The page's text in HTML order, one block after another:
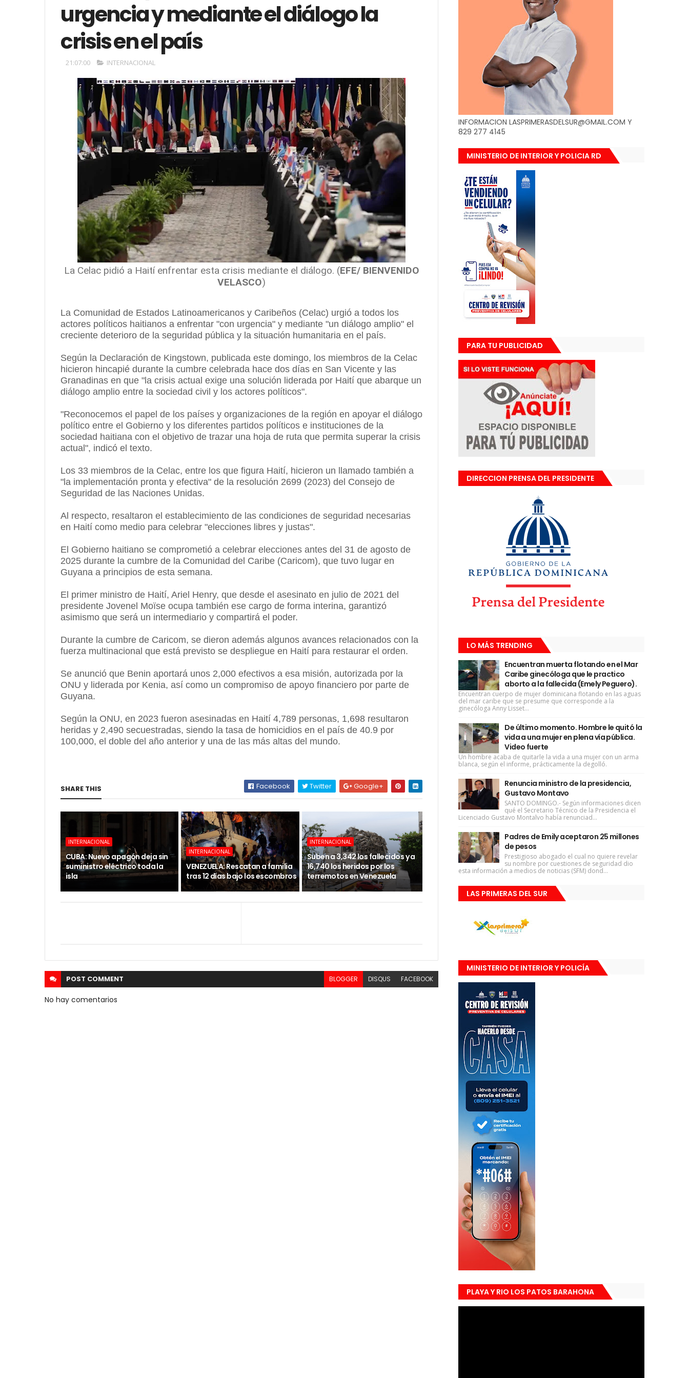
urgencia y mediante el diálogo la
crisis en el país
21:07:00 INTERNACIONAL
La Celac pidió a Haití enfrentar esta crisis mediante el diálogo. (EFE/ BIENVENIDO
VELASCO)
La Comunidad de Estados Latinoamericanos y Caribeños (Celac) urgió a todos los
actores políticos haitianos a enfrentar "con urgencia" y mediante "un diálogo amplio" el
creciente deterioro de la seguridad pública y la situación humanitaria en el país.
Según la Declaración de Kingstown, publicada este domingo, los miembros de la Celac
hicieron hincapié durante la cumbre celebrada hace dos días en San Vicente y las
Granadinas en que "la crisis actual exige una solución liderada por Haití que abarque un
diálogo amplio entre la sociedad civil y los actores políticos".
"Reconocemos el papel de los países y organizaciones de la región en apoyar el diálogo
político entre el Gobierno y los diferentes partidos políticos e instituciones de la
sociedad haitiana con el objetivo de trazar una hoja de ruta que permita superar la crisis
actual", indicó el texto.
Los 33 miembros de la Celac, entre los que figura Haití, hicieron un llamado también a
"la implementación pronta y efectiva" de la resolución 2699 (2023) del Consejo de
Seguridad de las Naciones Unidas.
Al respecto, resaltaron el establecimiento de las condiciones de seguridad necesarias
en Haití como medio para celebrar "elecciones libres y justas".
El Gobierno haitiano se comprometió a celebrar elecciones antes del 31 de agosto de
2025 durante la cumbre de la Comunidad del Caribe (Caricom), que tuvo lugar en
Guyana a principios de esta semana.
El primer ministro de Haití, Ariel Henry, que desde el asesinato en julio de 2021 del
presidente Jovenel Moïse ocupa también ese cargo de forma interina, garantizó
asimismo que será un intermediario y compartirá el poder.
Durante la cumbre de Caricom, se dieron además algunos avances relacionados con la
fuerza multinacional que está previsto se despliegue en Haití para restaurar el orden.
Se anunció que Benin aportará unos 2,000 efectivos a esa misión, autorizada por la
ONU y liderada por Kenia, así como un compromiso de apoyo financiero por parte de
Guyana.
Según la ONU, en 2023 fueron asesinadas en Haití 4,789 personas, 1,698 resultaron
heridas y 2,490 secuestradas, siendo la tasa de homicidios en el país de 40.9 por
100,000, el doble del año anterior y una de las más altas del mundo.
SHARE THIS Facebook Twitter Google+
INTERNACIONAL
CUBA: Nuevo apagón deja sin
suministro eléctrico toda la
isla
INTERNACIONAL
VENEZUELA: Rescatan a familia
tras 12 días bajo los escombros
INTERNACIONAL
Suben a 3,342 los fallecidos y a
16,740 los heridos por los
terremotos en Venezuela
POST COMMENT BLOGGER DISQUS FACEBOOK
No hay comentarios
INFORMACION LASPRIMERASDELSUR@GMAIL.COM Y
829 277 4145
MINISTERIO DE INTERIOR Y POLICIA RD
PARA TU PUBLICIDAD
DIRECCION PRENSA DEL PRESIDENTE
LO MÁS TRENDING
Encuentran muerta flotando en el Mar
Caribe ginecóloga que le practico
aborto a la fallecida (Emely Peguero).
Encuentran cuerpo de mujer dominicana flotando en las aguas
del mar caribe que se presume que corresponde a la
ginecóloga Anny Lisset...
De último momento. Hombre le quitó la
vida a una mujer en plena vía pública.
Video fuerte
Un hombre acaba de quitarle la vida a una mujer con un arma
blanca, según el informe, prácticamente la degolló.
Renuncia ministro de la presidencia,
Gustavo Montavo
SANTO DOMINGO.- Según informaciones dicen
qué el Secretario Técnico de la Presidencia el
Licenciado Gustavo Montalvo había renunciad...
Padres de Emily aceptaron 25 millones
de pesos
Prestigioso abogado el cual no quiere revelar
su nombre por cuestiones de seguridad dio
esta información a medios de noticias (SFM) dond...
LAS PRIMERAS DEL SUR
MINISTERIO DE INTERIOR Y POLICÍA
PLAYA Y RIO LOS PATOS BARAHONA